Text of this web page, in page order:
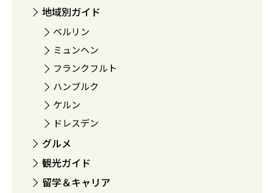
地域別ガイド
ベルリン
ミュンヘン
フランクフルト
ハンブルク
ケルン
ドレスデン
グルメ
観光ガイド
留学＆キャリア